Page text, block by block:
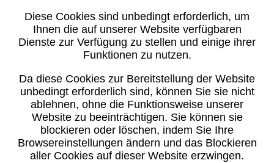
Diese Cookies sind unbedingt erforderlich, um
Ihnen die auf unserer Website verfügbaren
Dienste zur Verfügung zu stellen und einige ihrer
Funktionen zu nutzen.
Da diese Cookies zur Bereitstellung der Website
unbedingt erforderlich sind, können Sie sie nicht
ablehnen, ohne die Funktionsweise unserer
Website zu beeinträchtigen. Sie können sie
blockieren oder löschen, indem Sie Ihre
Browsereinstellungen ändern und das Blockieren
aller Cookies auf dieser Website erzwingen.